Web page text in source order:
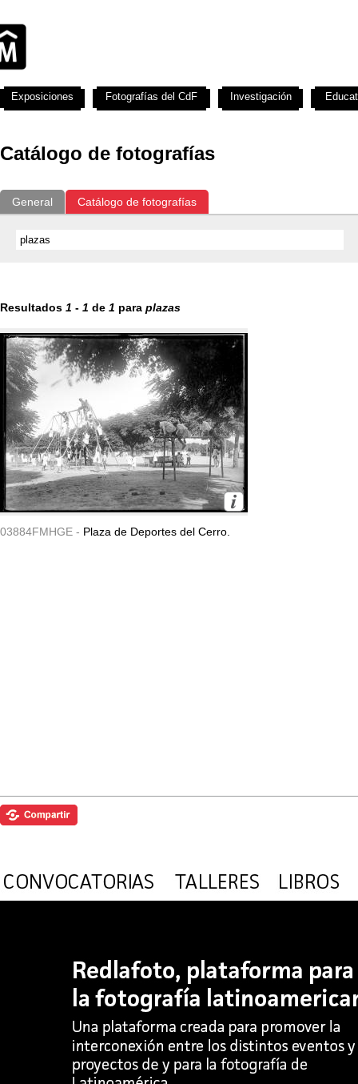
Catálogo de fotografías
General Catálogo de fotografías
Resultados 1 - 1 de 1 para plazas
03884FMHGE - Plaza de Deportes del Cerro.
Exposiciones Fotografías del CdF Investigación